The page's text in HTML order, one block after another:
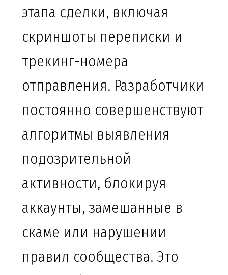
этапа сделки, включая
скриншоты переписки и
трекинг-номера
отправления. Разработчики
постоянно совершенствуют
алгоритмы выявления
подозрительной
активности, блокируя
аккаунты, замешанные в
скаме или нарушении
правил сообщества. Это